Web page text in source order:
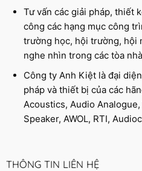
Tư vấn các giải pháp, thiết
công các hạng mục công
trường học, hội trường, hội
nghe nhìn trong các tòa
Công ty Anh Kiệt là đại
pháp và thiết bị của các
Acoustics, Audio
Speaker, AWOL, RTI,
THÔNG TIN LIÊN HỆ